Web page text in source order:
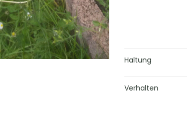
Haltung
Verhalten